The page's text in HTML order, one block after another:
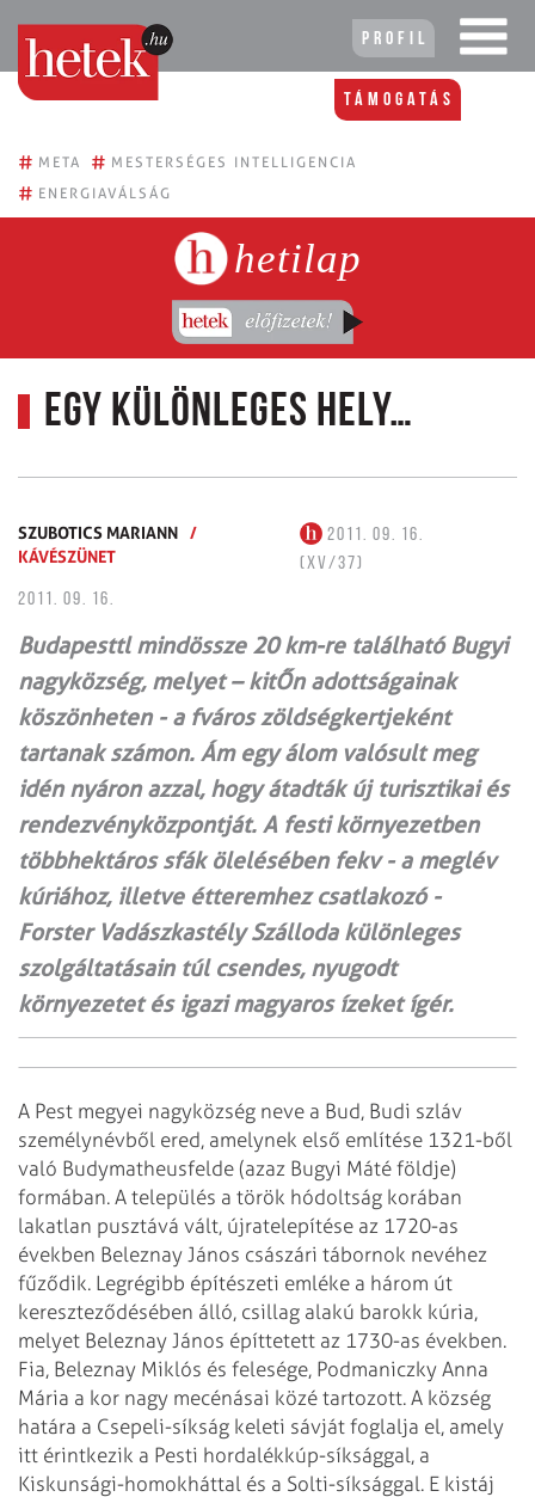
Profil
Támogatás
# META # MESTERSÉGES INTELLIGENCIA
# ENERGIAVÁLSÁG
hetilap
Egy különleges hely…
SZUBOTICS MARIANN /
KÁVÉSZÜNET
2011. 09. 16.
(XV/37)
2011. 09. 16.
Budapesttl mindössze 20 km-re található Bugyi
nagyközség, melyet – kitŐn adottságainak
köszönheten - a fváros zöldségkertjeként
tartanak számon. Ám egy álom valósult meg
idén nyáron azzal, hogy átadták új turisztikai és
rendezvényközpontját. A festi környezetben
többhektáros sfák ölelésében fekv - a meglév
kúriához, illetve étteremhez csatlakozó -
Forster Vadászkastély Szálloda különleges
szolgáltatásain túl csendes, nyugodt
környezetet és igazi magyaros ízeket ígér.
A Pest megyei nagyközség neve a Bud, Budi szláv
személynévből ered, amelynek első említése 1321-ből
való Budymatheusfelde (azaz Bugyi Máté földje)
formában. A település a török hódoltság korában
lakatlan pusztává vált, újratelepítése az 1720-as
években Beleznay János császári tábornok nevéhez
fűződik. Legrégibb építészeti emléke a három út
kereszteződésében álló, csillag alakú barokk kúria,
melyet Beleznay János építtetett az 1730-as években.
Fia, Beleznay Miklós és felesége, Podmaniczky Anna
Mária a kor nagy mecénásai közé tartozott. A község
határa a Csepeli-síkság keleti sávját foglalja el, amely
itt érintkezik a Pesti hordalékkúp-síksággal, a
Kiskunsági-homokháttal és a Solti-síksággal. E kistáj